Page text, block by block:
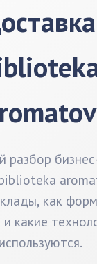
разбор
как
и какие
используются.